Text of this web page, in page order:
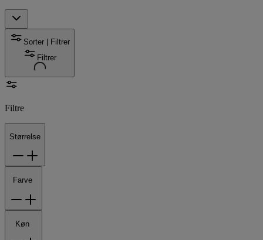
Sorter | Filtrer
Filtrer
Filtre
Størrelse
Farve
Køn